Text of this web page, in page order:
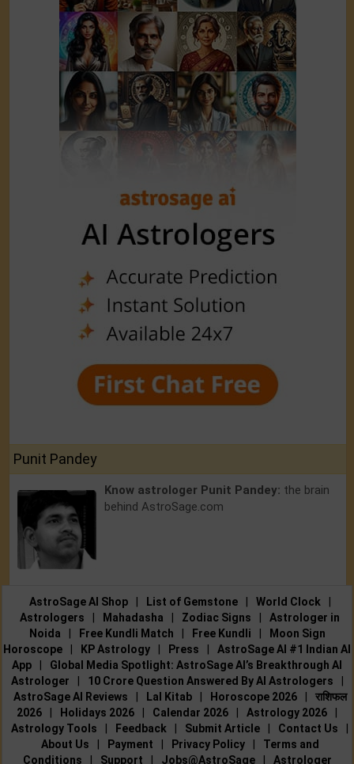
Punit Pandey
Know astrologer Punit Pandey: the brain
behind AstroSage.com
AstroSage AI Shop | List of Gemstone | World Clock
|
Astrologers
| Mahadasha | Zodiac Signs |
Astrologer in
Noida
| Free Kundli Match | Free Kundli |
Moon Sign
Horoscope
| KP Astrology | Press |
AstroSage AI #1 Indian AI
App
|
Global Media Spotlight: AstroSage AI’s Breakthrough AI
Astrologer
| 10 Crore Question Answered By AI Astrologers
|
AstroSage AI Reviews
| Lal Kitab | Horoscope 2026 |
राशिफल
2026
| Holidays 2026 | Calendar 2026 | Astrology 2026
|
Astrology Tools
| Feedback | Submit Article | Contact Us
|
About Us
| Payment | Privacy Policy |
Terms and
Conditions
| Support | Jobs@AstroSage | Astrologer